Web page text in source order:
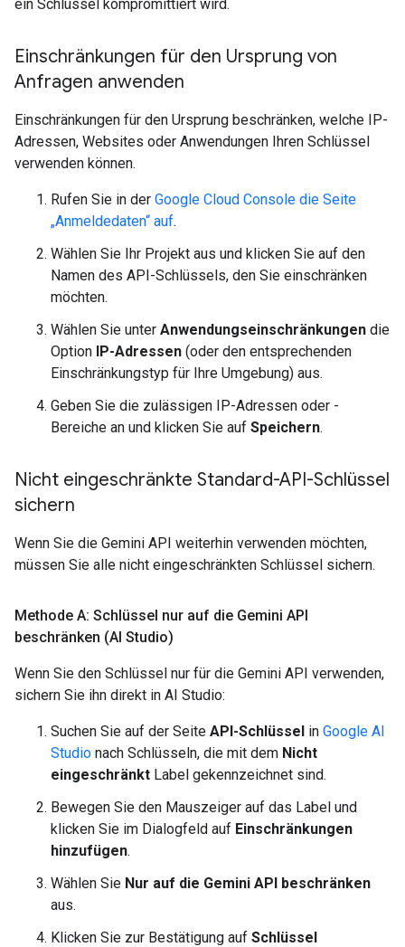
ein Schlüssel kompromittiert wird.
Einschränkungen für den Ursprung von
Anfragen anwenden
Einschränkungen für den Ursprung beschränken, welche IP-
Adressen, Websites oder Anwendungen Ihren Schlüssel
verwenden können.
Rufen Sie in der Google Cloud Console die Seite
„Anmeldedaten“ auf.
Wählen Sie Ihr Projekt aus und klicken Sie auf den
Namen des API-Schlüssels, den Sie einschränken
möchten.
Wählen Sie unter Anwendungseinschränkungen die
Option IP-Adressen (oder den entsprechenden
Einschränkungstyp für Ihre Umgebung) aus.
Geben Sie die zulässigen IP-Adressen oder -
Bereiche an und klicken Sie auf Speichern.
Nicht eingeschränkte Standard-API-Schlüssel
sichern
Wenn Sie die Gemini API weiterhin verwenden möchten,
müssen Sie alle nicht eingeschränkten Schlüssel sichern.
Methode A: Schlüssel nur auf die Gemini API
beschränken (AI Studio)
Wenn Sie den Schlüssel nur für die Gemini API verwenden,
sichern Sie ihn direkt in AI Studio:
Suchen Sie auf der Seite API-Schlüssel in Google AI
Studio nach Schlüsseln, die mit dem Nicht
eingeschränkt Label gekennzeichnet sind.
Bewegen Sie den Mauszeiger auf das Label und
klicken Sie im Dialogfeld auf Einschränkungen
hinzufügen.
Wählen Sie Nur auf die Gemini API beschränken
aus.
Klicken Sie zur Bestätigung auf Schlüssel